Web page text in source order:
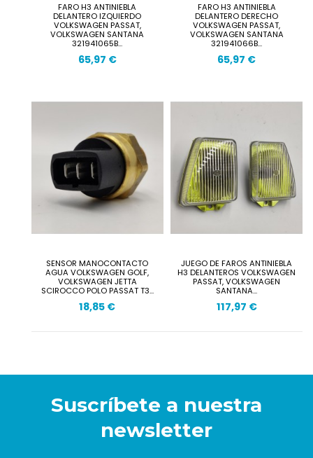
FARO H3 ANTINIEBLA
DELANTERO IZQUIERDO
VOLKSWAGEN PASSAT,
VOLKSWAGEN SANTANA
321941065B...
65,97 €
FARO H3 ANTINIEBLA
DELANTERO DERECHO
VOLKSWAGEN PASSAT,
VOLKSWAGEN SANTANA
321941066B...
65,97 €
SENSOR MANOCONTACTO
AGUA VOLKSWAGEN GOLF,
VOLKSWAGEN JETTA
SCIROCCO POLO PASSAT T3...
18,85 €
JUEGO DE FAROS ANTINIEBLA
H3 DELANTEROS VOLKSWAGEN
PASSAT, VOLKSWAGEN
SANTANA...
117,97 €
Suscríbete a nuestra
newsletter